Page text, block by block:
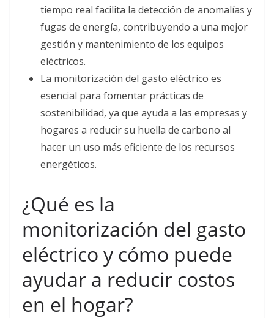
tiempo real facilita la detección de anomalías y
fugas de energía, contribuyendo a una mejor
gestión y mantenimiento de los equipos
eléctricos.
La monitorización del gasto eléctrico es
esencial para fomentar prácticas de
sostenibilidad, ya que ayuda a las empresas y
hogares a reducir su huella de carbono al
hacer un uso más eficiente de los recursos
energéticos.
¿Qué es la
monitorización del gasto
eléctrico y cómo puede
ayudar a reducir costos
en el hogar?